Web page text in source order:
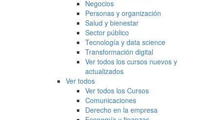
Negocios
Personas y organización
Salud y bienestar
Sector público
Tecnología y data science
Transformación digital
Ver todos los cursos nuevos y
actualizados
Ver todos
Ver todos los Cursos
Comunicaciones
Derecho en la empresa